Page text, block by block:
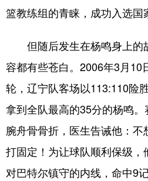
篮教练组的青睐，成功入选国
但随后发生在杨鸣身上的
容都有些苍白。2006年3月10
轮，辽宁队客场以113:110险
拿到全队最高的35分的杨鸣
腕舟骨骨折，医生告诫他：
打固定！为让球队顺利保级
对巴特尔镇守的内线，命中9记